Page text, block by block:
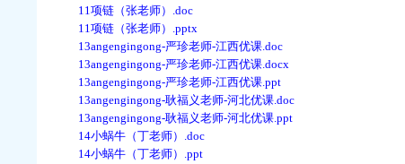
11项链（张老师）.doc
11项链（张老师）.pptx
13angengingong-严珍老师-江西优课.doc
13angengingong-严珍老师-江西优课.docx
13angengingong-严珍老师-江西优课.ppt
13angengingong-耿福义老师-河北优课.doc
13angengingong-耿福义老师-河北优课.ppt
14小蜗牛（丁老师）.doc
14小蜗牛（丁老师）.ppt